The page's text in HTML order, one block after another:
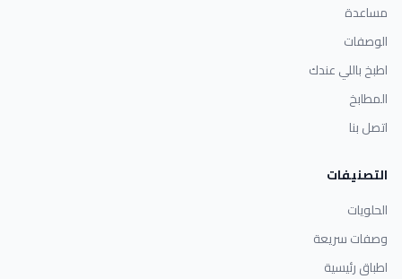
مساعدة
الوصفات
اطبخ باللي عندك
المطابخ
اتصل بنا
التصنيفات
الحلويات
وصفات سريعة
اطباق رئيسية